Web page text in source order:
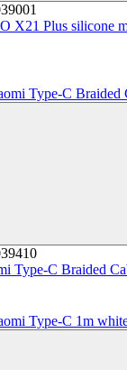
X21 Plus silicone
Type-C Braided